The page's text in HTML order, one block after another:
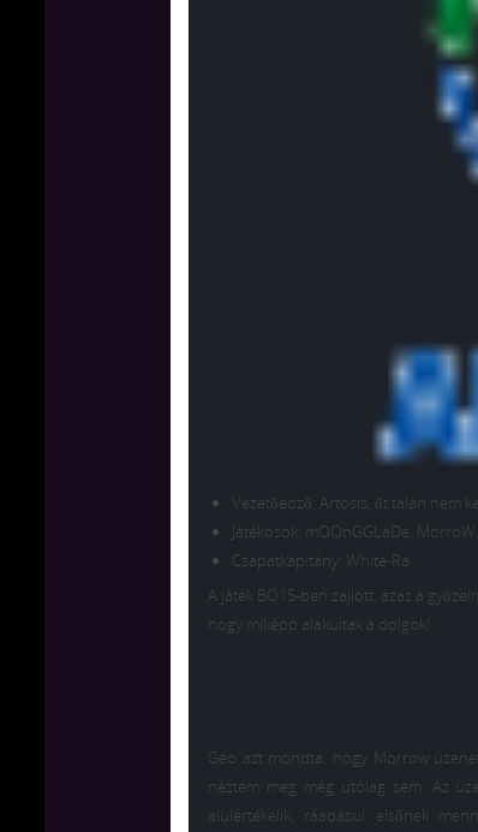
Vezetőedző: Artosis, őt talán nem
Játékosok: mOOnGGLaDe,
Csapatkapitány: White-Ra
A játék BO15-ben zajlott, azaz a
hogy miképp alakultak a dolgok!
Geo azt mondta, hogy Morrow
néztem meg még utólag sem. Az
alulértékelik, ráadásul elsőnek